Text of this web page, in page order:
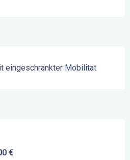
eingeschränkter Mobilität
€